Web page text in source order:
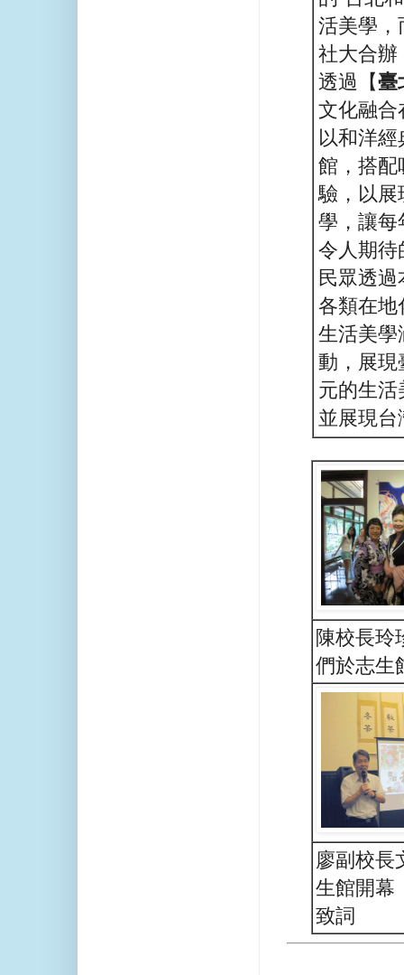
活美學，
社大合辦
透過【臺
文化融合
以和洋
館，搭配
驗，以展
學，讓每
令人期待
民眾透過
各類在地
生活美學
動，展現
元的生活
並展現台
陳校長玲
們於志生
廖副校長
生館開幕
致詞